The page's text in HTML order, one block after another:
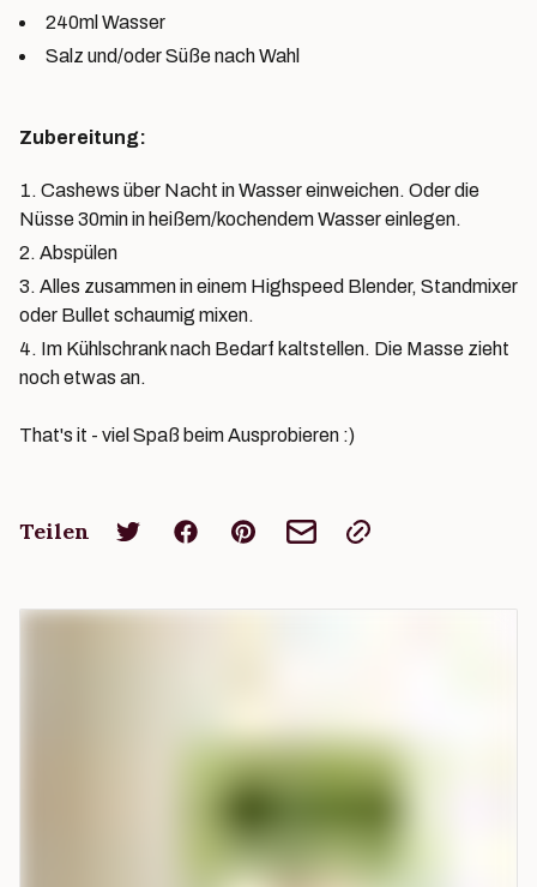
240ml Wasser
Salz und/oder Süße nach Wahl
Zubereitung:
Cashews über Nacht in Wasser einweichen. Oder die
Nüsse 30min in heißem/kochendem Wasser einlegen.
Abspülen
Alles zusammen in einem Highspeed Blender, Standmixer
oder Bullet schaumig mixen.
Im Kühlschrank nach Bedarf kaltstellen. Die Masse zieht
noch etwas an.
That's it - viel Spaß beim Ausprobieren :)
Teilen